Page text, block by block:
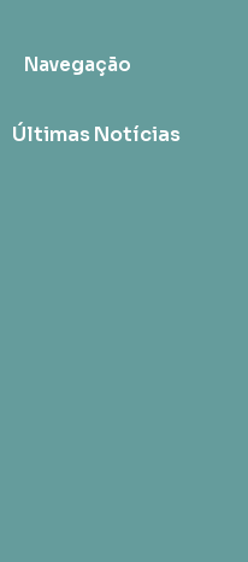
Navegação
Últimas Notícias